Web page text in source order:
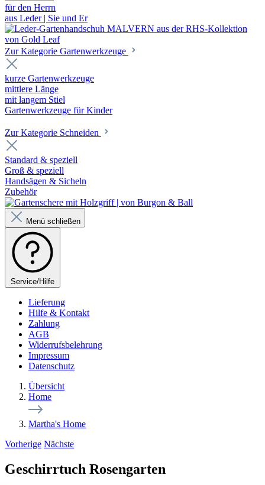
für den Herrn
aus Leder | Sie und Er
Zur Kategorie Gartenwerkzeuge
kurze Gartenwerkzeuge
mittlere Länge
mit langem Stiel
Gartenwerkzeuge für Kinder
Zur Kategorie Schneiden
Standard & speziell
Groß & speziell
Handsägen & Sicheln
Zubehör
Menü schließen
Service/Hilfe
Lieferung
Hilfe & Kontakt
Zahlung
AGB
Widerrufsbelehrung
Impressum
Datenschutz
Übersicht
Home
Martha's Home
Vorherige Nächste
Geschirrtuch Rosengarten